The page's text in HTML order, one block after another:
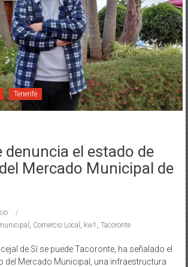
Tenerife
denuncia el estado de
Mercado Municipal de
Comercio Local kw1 Tacoronte
de Sí se puede Tacoronte, ha señalado el
del Mercado Municipal, una infraestructura